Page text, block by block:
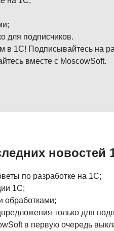
для подписчиков.
в 1С! Подписывайтесь на
вместе с MoscowSoft.
новостей
по разработке на 1С;
1С;
обработками;
только для
в первую очередь